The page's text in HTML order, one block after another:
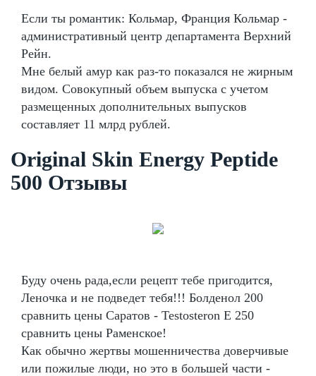
Если ты романтик: Кольмар, Франция Кольмар -
административный центр департамента Верхний
Рейн.
Мне белый амур как раз-то показался не жирным
видом. Совокупный объем выпуска с учетом
размещенных дополнительных выпусков
составляет 11 млрд рублей.
Original Skin Energy Peptide
500 Отзывы
Буду очень рада,если рецепт тебе пригодится,
Леночка и не подведет тебя!!! Болденол 200
сравнить цены Саратов - Testosteron E 250
сравнить цены Раменское!
Как обычно жертвы мошенничества доверчивые
или пожилые люди, но это в большей части -